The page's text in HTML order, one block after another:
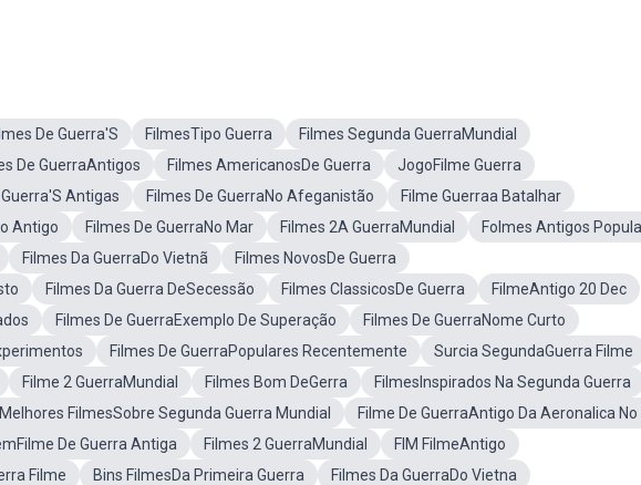
De Guerra'S FilmesTipo Guerra
Filmes Segunda GuerraMundial
De GuerraAntigos Filmes AmericanosDe Guerra
JogoFilme Guerra
Guerra'S Antigas Filmes De GuerraNo Afeganistão
Filme Guerraa Batalhar
Antigo Filmes De GuerraNo Mar Filmes 2A GuerraMundial
Folmes Antigos
Filmes Da GuerraDo Vietnã
Filmes NovosDe Guerra
Filmes Da Guerra DeSecessão Filmes ClassicosDe Guerra
FilmeAntigo 20 Dec
Filmes De GuerraExemplo De Superação
Filmes De GuerraNome Curto
Filmes De GuerraPopulares Recentemente
Surcia SegundaGuerra Filme
Filme 2 GuerraMundial Filmes Bom DeGerra
FilmesInspirados Na Segunda Guerra
Melhores FilmesSobre Segunda Guerra Mundial
Filme De GuerraAntigo Da Aeronalica
De Guerra Antiga Filmes 2 GuerraMundial
FIM FilmeAntigo
Filme Bins FilmesDa Primeira Guerra
Filmes Da GuerraDo Vietna